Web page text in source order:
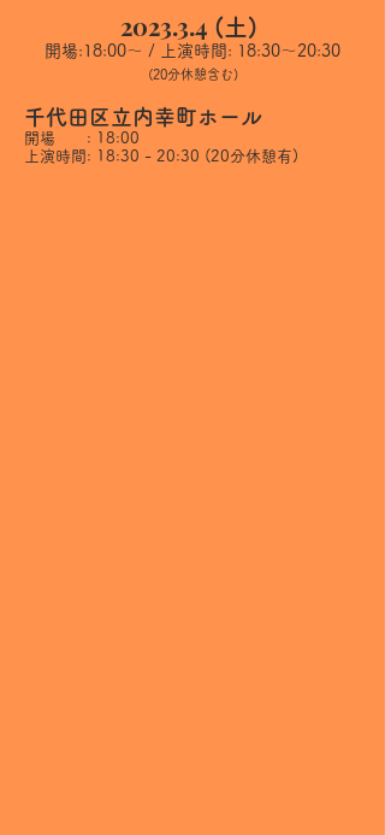
2023.3.4 (土)
開場:18:00〜 / 上演時間: 18:30〜20:30
(20分休憩含む)
千代田区立内幸町ホール​
開場 : 18:00
上演時間: 18:30 - 20:30 (20分休憩有)